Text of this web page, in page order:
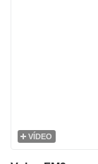
VÍDEO